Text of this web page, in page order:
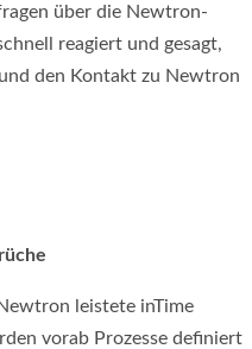
über die Newtron-
reagiert und gesagt,
den Kontakt zu Newtron
leistete inTime
vorab Prozesse definiert